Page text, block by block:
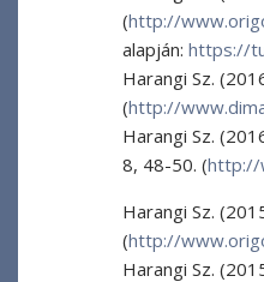
(http://
alapján: https://
Harangi Sz.
(http://
Harangi Sz.
8, 48-50. (http://
Harangi Sz.
(http://
Harangi Sz.